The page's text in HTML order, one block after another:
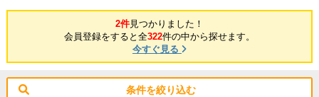
2件見つかりました！
会員登録をすると全322件の中から探せます。
今すぐ見る
条件を絞り込む